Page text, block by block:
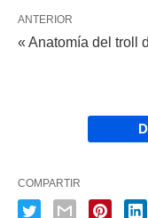
ANTERIOR
« Anatomía del troll
COMPARTIR